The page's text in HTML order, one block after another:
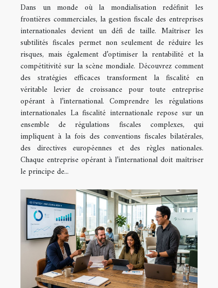
Dans un monde où la mondialisation redéfinit les
frontières commerciales, la gestion fiscale des entreprises
internationales devient un défi de taille. Maîtriser les
subtilités fiscales permet non seulement de réduire les
risques, mais également d’optimiser la rentabilité et la
compétitivité sur la scène mondiale. Découvrez comment
des stratégies efficaces transforment la fiscalité en
véritable levier de croissance pour toute entreprise
opérant à l’international. Comprendre les régulations
internationales La fiscalité internationale repose sur un
ensemble de régulations fiscales complexes, qui
impliquent à la fois des conventions fiscales bilatérales,
des directives européennes et des règles nationales.
Chaque entreprise opérant à l’international doit maîtriser
le principe de...